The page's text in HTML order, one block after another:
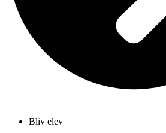
Bliv elev